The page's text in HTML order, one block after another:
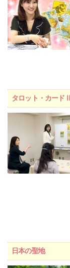
タロット・カード
日本の聖地